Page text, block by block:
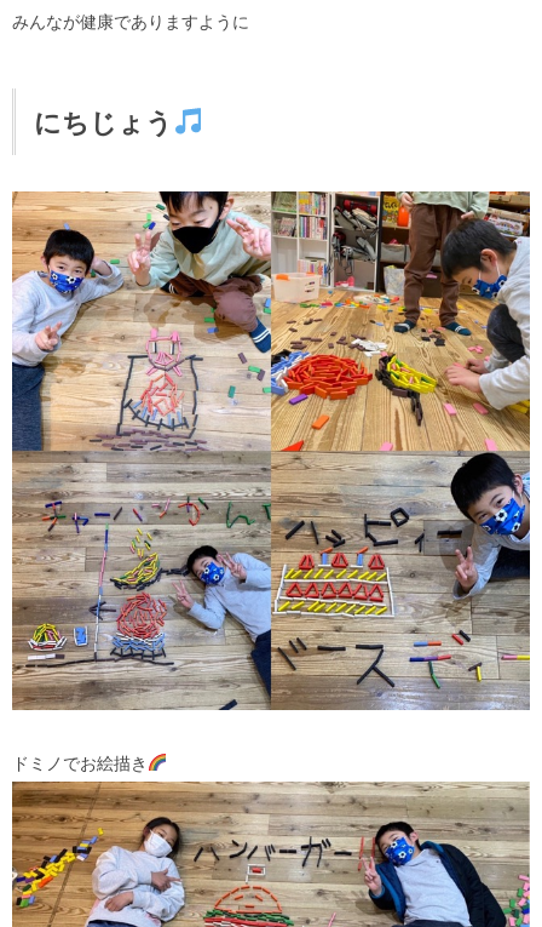
みんなが健康でありますように
にちじょう
ドミノでお絵描き